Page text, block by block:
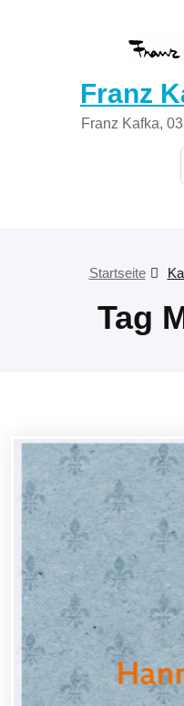
Franz
Franz Kafka,
Startseite
Tag